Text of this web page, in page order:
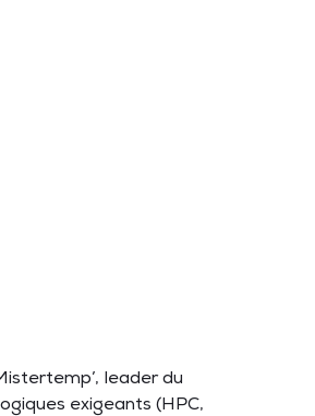
leader du
exigeants (HPC,